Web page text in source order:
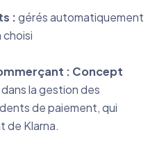
:gérés automatiquement
choisi
: Concept
la gestion des
de paiement, qui
de Klarna.